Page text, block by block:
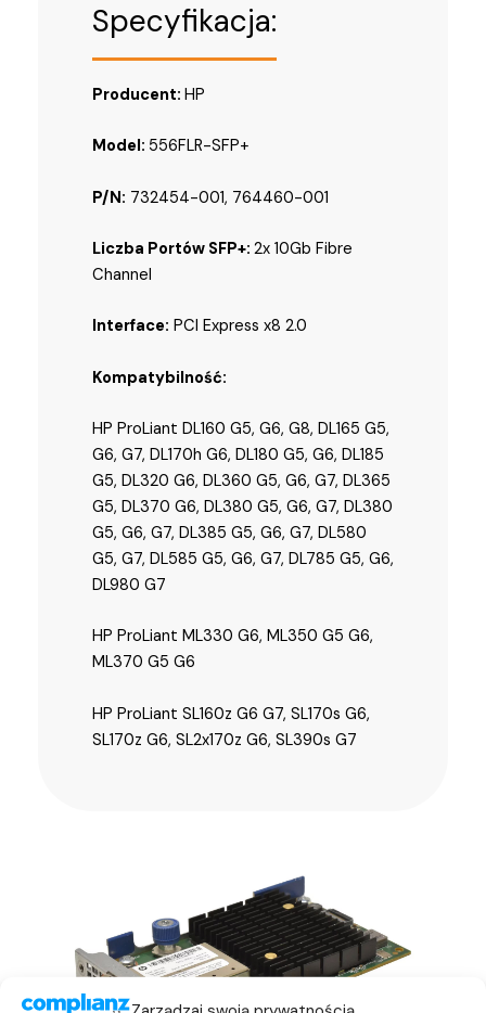
Specyfikacja:
Producent: HP
Model: 556FLR-SFP+
P/N: 732454-001, 764460-001
Liczba Portów SFP+: 2x 10Gb Fibre
Channel
Interface: PCI Express x8 2.0
Kompatybilność:
HP ProLiant DL160 G5, G6, G8, DL165 G5,
G6, G7, DL170h G6, DL180 G5, G6, DL185
G5, DL320 G6, DL360 G5, G6, G7, DL365
G5, DL370 G6, DL380 G5, G6, G7, DL380
G5, G6, G7, DL385 G5, G6, G7, DL580
G5, G7, DL585 G5, G6, G7, DL785 G5, G6,
DL980 G7
HP ProLiant ML330 G6, ML350 G5 G6,
ML370 G5 G6
HP ProLiant SL160z G6 G7, SL170s G6,
SL170z G6, SL2x170z G6, SL390s G7